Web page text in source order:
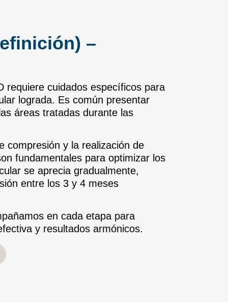
–
requiere cuidados específicos para
lograda. Es común presentar
áreas tratadas durante las
compresión y la realización de
fundamentales para optimizar los
se aprecia gradualmente,
entre los 3 y 4 meses
en cada etapa para
y resultados armónicos.